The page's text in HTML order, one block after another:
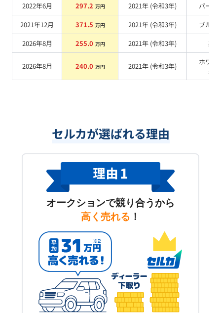
2022年6月
297.2 万円 2021年 (令和3年) パール
2021年12月
371.5 万円 2021年 (令和3年) ブルー
2026年8月
255.0 万円 2021年 (令和3年) 系
2026年8月 240.0 万円 2021年 (令和3年)
ホワイ
系
セルカが選ばれる理由
オークションで競り合うから
高く売れる ！